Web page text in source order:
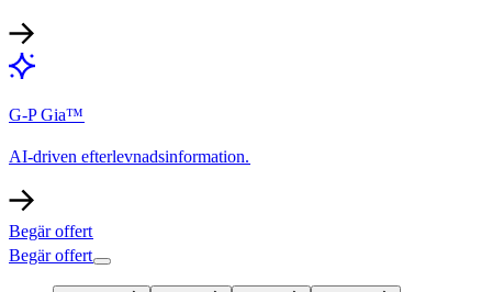
G-P Gia™​​
AI-driven efterlevnadsinformation.​​
Begär offert​​
Begär offert​​